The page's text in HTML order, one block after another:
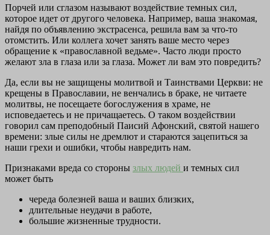
Порчей или сглазом называют воздействие темных сил,
которое идет от другого человека. Например, ваша знакомая,
найдя по объявлению экстрасенса, решила вам за что-то
отомстить. Или коллега хочет занять ваше место через
обращение к «православной ведьме». Часто люди просто
желают зла в глаза или за глаза. Может ли вам это повредить?
Да, если вы не защищены молитвой и Таинствами Церкви: не
крещены в Православии, не венчались в браке, не читаете
молитвы, не посещаете богослужения в храме, не
исповедаетесь и не причащаетесь. О таком воздействии
говорил сам преподобный Паисий Афонский, святой нашего
времени: злые силы не дремлют и стараются зацепиться за
наши грехи и ошибки, чтобы навредить нам.
Признаками вреда со стороны злых людей и темных сил
может быть
череда болезней ваша и ваших близких,
длительные неудачи в работе,
большие жизненные трудности.